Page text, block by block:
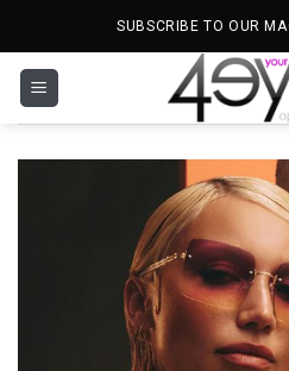
SUBSCRIBE TO OUR